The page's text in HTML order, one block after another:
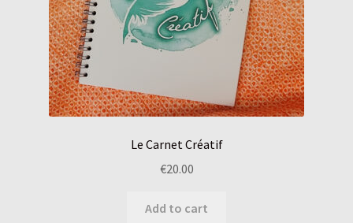
Le Carnet Créatif
€20.00
Add to cart